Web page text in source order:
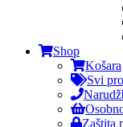
Shop
Košara
Svi
Zaštita